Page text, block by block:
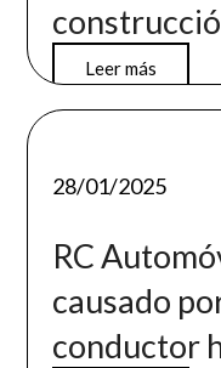
Leer más
28/01/2025
RC
causado
conductor